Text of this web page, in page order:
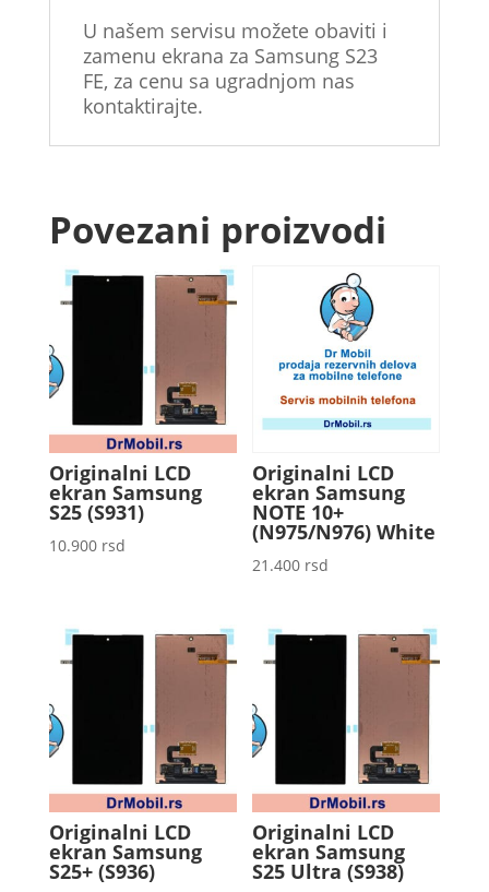
U našem servisu možete obaviti i
zamenu ekrana za Samsung S23
FE, za cenu sa ugradnjom nas
kontaktirajte.
Povezani proizvodi
Originalni LCD
ekran Samsung
S25 (S931)
10.900 rsd
Originalni LCD
ekran Samsung
NOTE 10+
(N975/N976) White
21.400 rsd
Originalni LCD
ekran Samsung
S25+ (S936)
Originalni LCD
ekran Samsung
S25 Ultra (S938)